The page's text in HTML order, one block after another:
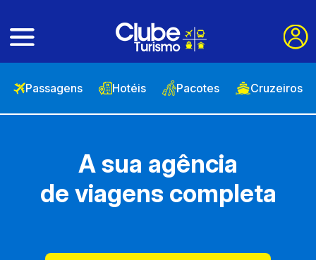
Passagens Hotéis Pacotes Cruzeiros
A sua agência
de viagens completa